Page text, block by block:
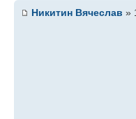
Никитин Вячеслав »